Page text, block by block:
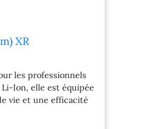
XR
les professionnels
Li-Ion, elle est équipée
vie et une efficacité
du marché, idéale